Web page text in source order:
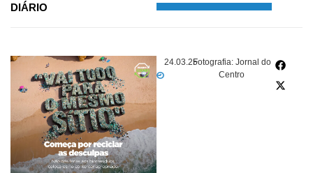
DIÁRIO
24.03.25Fotografia: Jornal do
Centro